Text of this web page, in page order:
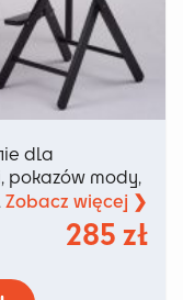
dla
pokazów mody,
Zobacz więcej ❯
285zł